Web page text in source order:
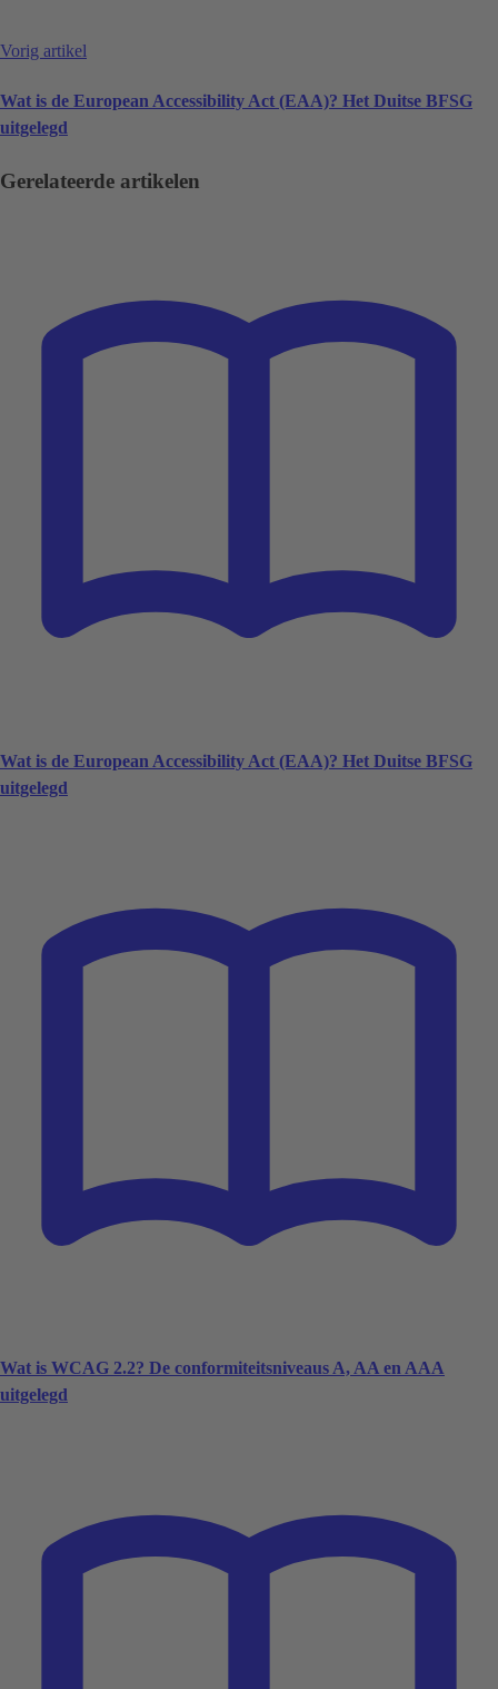
Vorig artikel
Wat is de European Accessibility Act (EAA)? Het Duitse BFSG
uitgelegd
Gerelateerde artikelen
Wat is de European Accessibility Act (EAA)? Het Duitse BFSG
uitgelegd
Wat is WCAG 2.2? De conformiteitsniveaus A, AA en AAA
uitgelegd